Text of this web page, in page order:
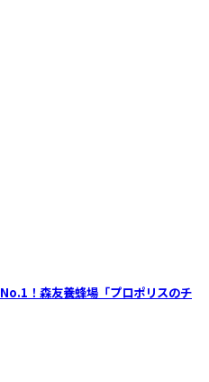
！森友養蜂場「プロポリスのチ